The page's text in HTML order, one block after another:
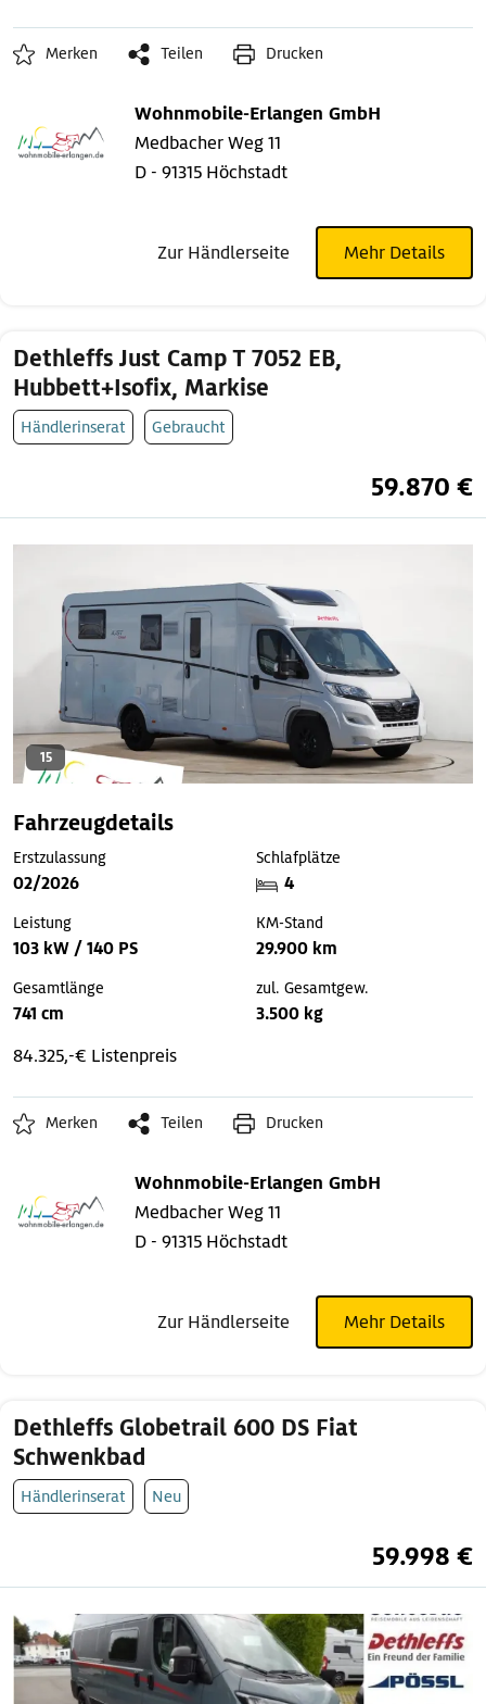
Merken Teilen Drucken
Wohnmobile-Erlangen GmbH
Medbacher Weg 11
D - 91315 Höchstadt
Zur Händlerseite Mehr Details
Dethleffs Just Camp T 7052 EB,
Hubbett+Isofix, Markise
Händlerinserat Gebraucht
59.870 €
15
Fahrzeugdetails
Erstzulassung
02/2026
Schlafplätze
4
Leistung
103 kW / 140 PS
KM-Stand
29.900 km
Gesamtlänge
741 cm
zul. Gesamtgew.
3.500 kg
84.325,-€ Listenpreis
Merken Teilen Drucken
Wohnmobile-Erlangen GmbH
Medbacher Weg 11
D - 91315 Höchstadt
Zur Händlerseite Mehr Details
Dethleffs Globetrail 600 DS Fiat
Schwenkbad
Händlerinserat Neu
59.998 €